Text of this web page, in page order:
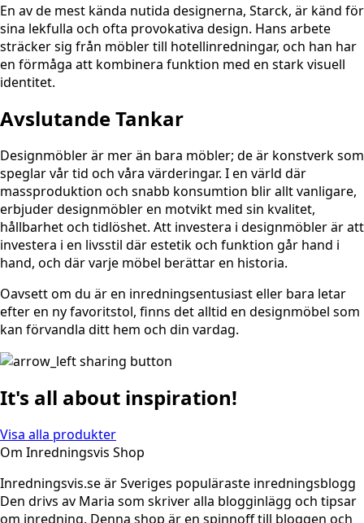
En av de mest kända nutida designerna, Starck, är känd för
sina lekfulla och ofta provokativa design. Hans arbete
sträcker sig från möbler till hotellinredningar, och han har
en förmåga att kombinera funktion med en stark visuell
identitet.
Avslutande Tankar
Designmöbler är mer än bara möbler; de är konstverk som
speglar vår tid och våra värderingar. I en värld där
massproduktion och snabb konsumtion blir allt vanligare,
erbjuder designmöbler en motvikt med sin kvalitet,
hållbarhet och tidlöshet. Att investera i designmöbler är att
investera i en livsstil där estetik och funktion går hand i
hand, och där varje möbel berättar en historia.
Oavsett om du är en inredningsentusiast eller bara letar
efter en ny favoritstol, finns det alltid en designmöbel som
kan förvandla ditt hem och din vardag.
It's all about inspiration!
Visa alla produkter
Om Inredningsvis Shop
Inredningsvis.se är Sveriges populäraste inredningsblogg
Den drivs av Maria som skriver alla blogginlägg och tipsar
om inredning. Denna shop är en spinnoff till bloggen och